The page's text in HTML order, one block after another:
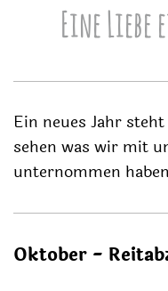
Eine
Ein neues Jahr
sehen was wir mit
unternommen
Oktober -